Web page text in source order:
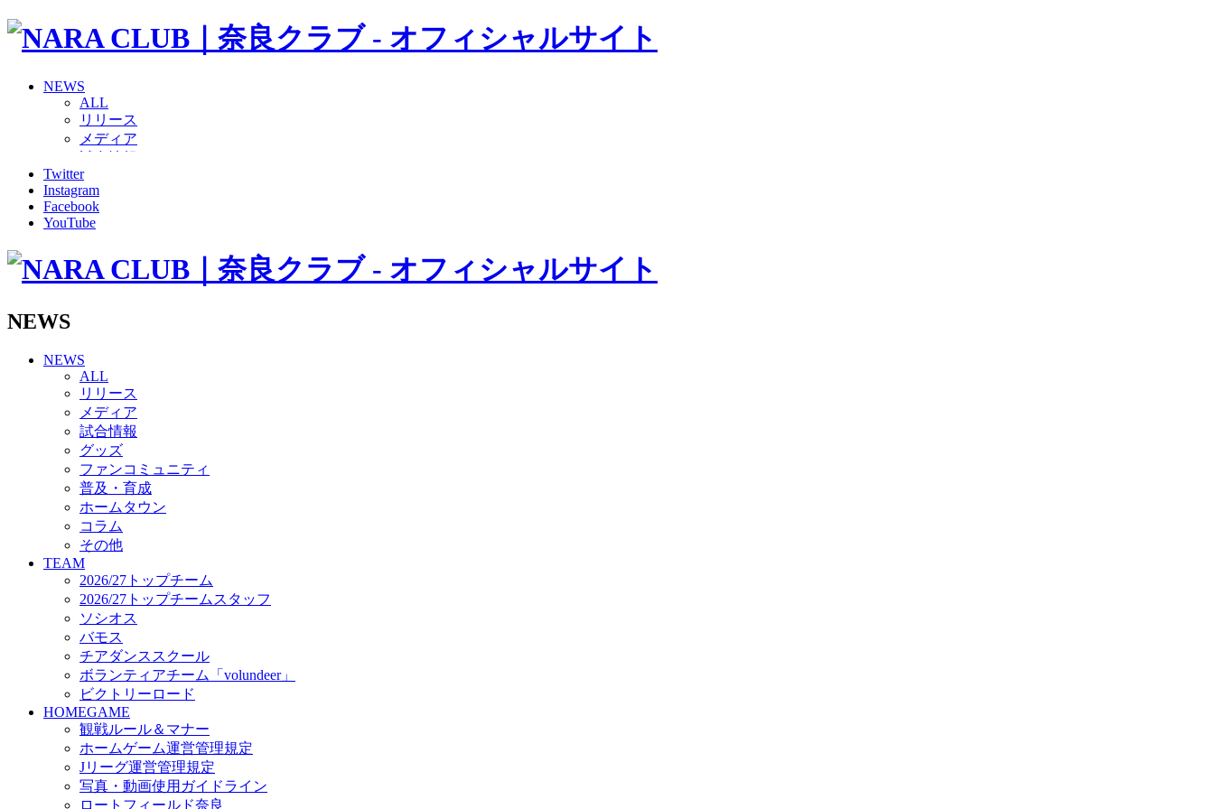
NEWS
ALL
リリース
メディア
グッズ
ファンコミュニティ
普及・育成
ホームタウン
その他
バモス
チアダンススクール
ボランティアチーム「volundeer」
ビクトリーロード
HOMEGAME
観戦ルール＆マナー
ホームゲーム運営管理規定
Jリーグ運営管理規定
写真・動画使用ガイドライン
ロートフィールド奈良
SCHEDULE
2026/27
練習見学時のファンサービスについて
TICKET
奈良クラブ明治安田J3リーグ2026/27シーズン試合観戦チケット
奈良クラブ明治安田Ｊ3リーグ 2026/27シーズン「鹿パス」
観戦ルール＆マナー
FANCOMMUNITY
2026/27ファンコミュニティ
サポートショップ
GOODS
オフィシャルストア（実店舗）
オンラインストア
ACADEMY
アカデミーについて
Twitter
Instagram
Facebook
YouTube
NEWS
NEWS
ALL
リリース
メディア
試合情報
グッズ
ファンコミュニティ
普及・育成
ホームタウン
コラム
その他
TEAM
2026/27トップチーム
2026/27トップチームスタッフ
ソシオス
バモス
チアダンススクール
ボランティアチーム「volundeer」
ビクトリーロード
HOMEGAME
観戦ルール＆マナー
ホームゲーム運営管理規定
Jリーグ運営管理規定
写真・動画使用ガイドライン
ロートフィールド奈良